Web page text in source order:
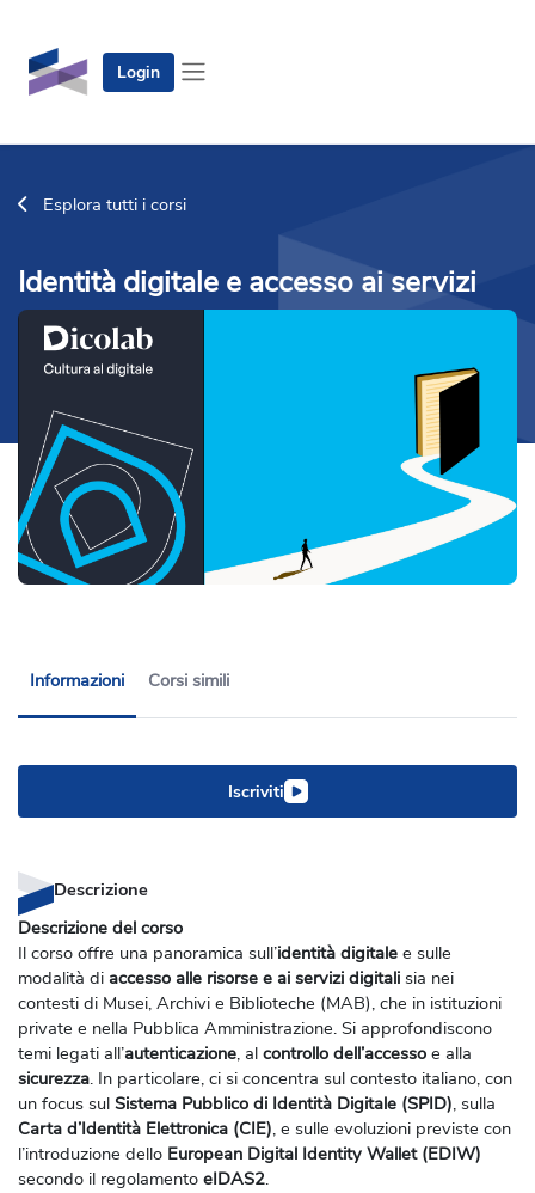
Login
Esplora tutti i corsi
Identità digitale e accesso ai servizi
Informazioni Corsi simili
Iscriviti
Descrizione
Descrizione del corso
Il corso offre una panoramica sull’identità digitale e sulle
modalità di accesso alle risorse e ai servizi digitali sia nei
contesti di Musei, Archivi e Biblioteche (MAB), che in istituzioni
private e nella Pubblica Amministrazione. Si approfondiscono
temi legati all’autenticazione, al controllo dell’accesso e alla
sicurezza. In particolare, ci si concentra sul contesto italiano, con
un focus sul Sistema Pubblico di Identità Digitale (SPID), sulla
Carta d’Identità Elettronica (CIE), e sulle evoluzioni previste con
l’introduzione dello European Digital Identity Wallet (EDIW)
secondo il regolamento eIDAS2.